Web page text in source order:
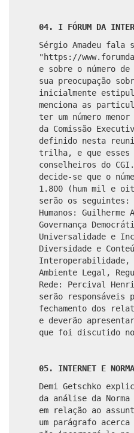
04. I FÓRUM DA
Sérgio Amadeu fala
"https://
e sobre o número
sua preocupação
inicialmente
menciona as
ter um número
da Comissão
definido nesta
trilha, e que esses
conselheiros do
decide-se que o
1.800 (hum mil e
serão os seguintes:
Humanos:
Governança
Universalidade e
Diversidade e
Interoperabilidade,
Ambiente Legal,
Rede: Percival
serão responsáveis
fechamento dos
e deverão
que foi discutido
05. INTERNET E
Demi Getschko
da análise da
em relação ao
um parágrafo